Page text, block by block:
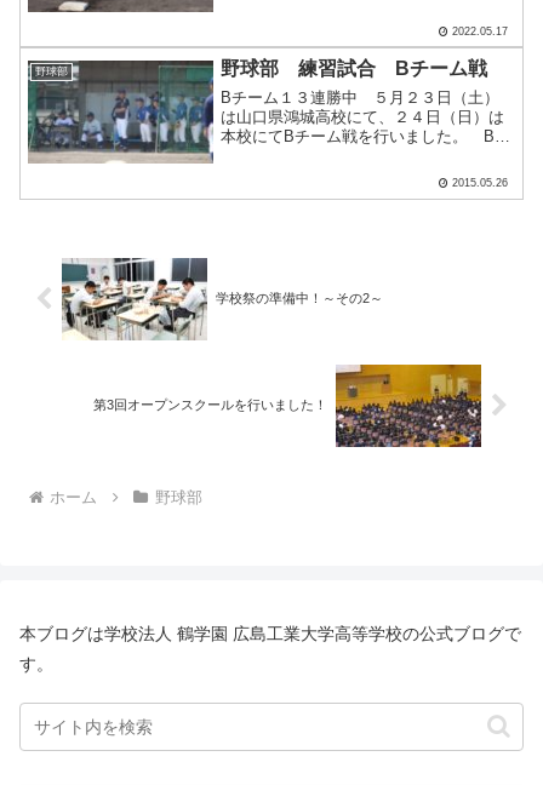
ールでも難しいものです。真剣にも見え
るし、楽しそうにも見えますね。 この
日はストレッチング、ア.....
2022.05.17
野球部 野球部 練習試合 Bチーム戦
Bチーム１３連勝中 ５月２３日（土）
は山口県鴻城高校にて、２４日（日）は
本校にてBチーム戦を行いました。 Bチ
実践経験の場③Aチームで貢献できるた
2015.05.26
学校祭の準備中！～その2～
第3回オープンスクールを行いました！
ホーム 野球部
本ブログは学校法人 鶴学園 広島工業大学高等学校の公式ブログで
す。